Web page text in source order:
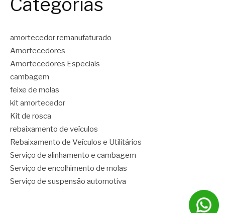
Categorias
amortecedor remanufaturado
Amortecedores
Amortecedores Especiais
cambagem
feixe de molas
kit amortecedor
Kit de rosca
rebaixamento de veículos
Rebaixamento de Veículos e Utilitários
Serviço de alinhamento e cambagem
Serviço de encolhimento de molas
Serviço de suspensão automotiva